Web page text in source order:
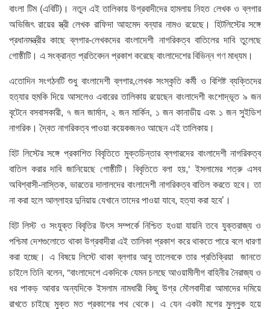
বাংলা টিম (এবিটি)। নতুন এই তালিকায় উগ্রবাদীদের হামলায় নিহত লেখক ও ব্লগার
অভিজিৎ রায়ের স্ত্রী লেখক রাফিদা আহমেদ বন্যার নামও রয়েছে। হিটলিস্টের সঙ্গে
প্রধানমন্ত্রীর কাছে ব্লগার-লেখকদের বাংলাদেশী নাগরিকত্ব বাতিলের দাবি তুলেছে
গোষ্ঠীটি। এ সংক্রান্ত প্রতিবেদন প্রকাশ করেছে বাংলাদেশের বিভিন্ন গণ মাধ্যম।
এতোদিন সংগঠনটি শুধু বাংলাদেশী ব্লগার,লেখক সংস্কৃতি কর্মী ও বিশিষ্ট ব্যক্তিদের
হত্যার হুমকি দিয়ে আসলেও এবারের তালিকায় রয়েছেন বাংলাদেশী বংশোদ্ভূত ৯ জন
বৃটেনে বসবাসকারী, ৭ জন জার্মান, ২ জন মার্কিন, ১ জন কানাডীয় এবং ১ জন সুইডিশ
নাগরিক। দ্বৈত নাগরিকত্ব পাওয়া কয়েকজনও আছেন এই তালিকায়।
হিট লিস্টের সঙ্গে প্রকাশিত বিবৃতিতে মুক্তচিন্তার ব্লগারদের বাংলাদেশী নাগরিকত্ব
বাতিল করার দাবি জানিয়েছে গোষ্ঠীটি। বিবৃতিতে বলা হয়,‘ ইসলামের শত্রু এসব
অবিশ্বাসী-নাস্তিক, ভারতের দালালদের বাংলাদেশী নাগরিকত্ব বাতিল করতে হবে। তা
না করা হলে আল্লাহর দুনিয়ায় যেখানে তাদের পাওয়া যাবে, হত্যা করা হবে’।
হিট লিস্ট ও সংযুক্ত বিবৃতির উৎস সম্পর্কে নিশ্চিত হওয়া যায়নি তবে যুক্তরাজ্য ও
পশ্চিমা দেশগুলোতে থাকা উগ্রবাদীরা এই তালিকা প্রকাশ করে থাকতে পারে বলে ধারণা
করা হচ্ছে। এ বিষয়ে লিস্টে থাকা ব্লগার আবু তালেবকে তার প্রতিক্রিয়া জানতে
চাইলে তিনি বলেন, “বাংলাদেশে একদিকে যেমন চলছে আওয়ামীলীগ বাহিনীর নৈরাজ্য ও
ধর পাকড় আবার অন্যদিকে ইসলাম নামধারী কিছু উগ্র মৌলবাদীরা আমাদের দমিয়ে
রাখতে চাইছে মুক্ত মত প্রকাশের পথ থেকে। এ যেন একটা মগের মুল্লুক হয়ে